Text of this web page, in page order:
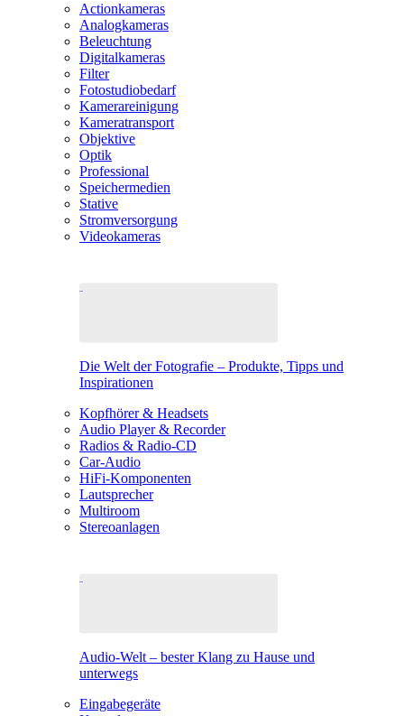
Actionkameras
Analogkameras
Beleuchtung
Digitalkameras
Filter
Fotostudiobedarf
Kamerareinigung
Kameratransport
Objektive
Optik
Professional
Speichermedien
Stative
Stromversorgung
Videokameras
Die Welt der Fotografie – Produkte, Tipps und
Inspirationen
Kopfhörer & Headsets
Audio Player & Recorder
Radios & Radio-CD
Car-Audio
HiFi-Komponenten
Lautsprecher
Multiroom
Stereoanlagen
Audio-Welt – bester Klang zu Hause und
unterwegs
Eingabegeräte